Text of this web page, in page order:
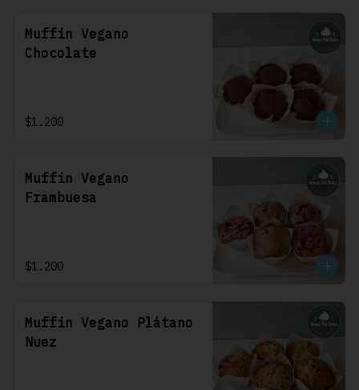
Muffin Vegano
Chocolate
$1.200
Muffin Vegano
Frambuesa
$1.200
Muffin Vegano Plátano
Nuez